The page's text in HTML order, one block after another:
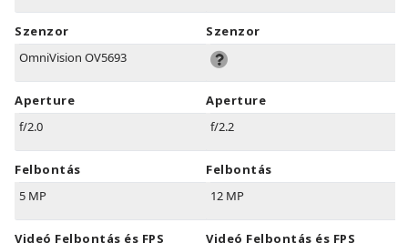
Szenzor
OmniVision OV5693
Aperture
f/2.0
Felbontás
5 MP
Videó Felbontás és FPS
Szenzor
Aperture
f/2.2
Felbontás
12 MP
Videó Felbontás és FPS